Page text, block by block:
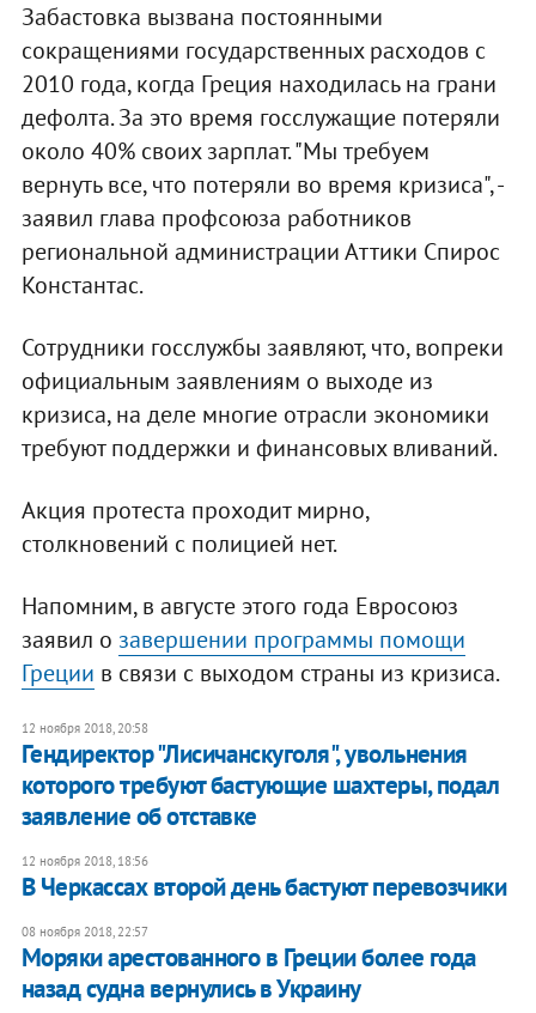
Забастовка вызвана постоянными
сокращениями государственных расходов с
2010 года, когда Греция находилась на грани
дефолта. За это время госслужащие потеряли
около 40% своих зарплат. "Мы требуем
вернуть все, что потеряли во время кризиса", -
заявил глава профсоюза работников
региональной администрации Аттики Спирос
Константас.
Сотрудники госслужбы заявляют, что, вопреки
официальным заявлениям о выходе из
кризиса, на деле многие отрасли экономики
требуют поддержки и финансовых вливаний.
Акция протеста проходит мирно,
столкновений с полицией нет.
Напомним, в августе этого года Евросоюз
заявил о завершении программы помощи
Греции в связи с выходом страны из кризиса.
12 ноября 2018, 20:58
Гендиректор "Лисичанскуголя", увольнения
которого требуют бастующие шахтеры, подал
заявление об отставке
12 ноября 2018, 18:56
В Черкассах второй день бастуют перевозчики
08 ноября 2018, 22:57
Моряки арестованного в Греции более года
назад судна вернулись в Украину